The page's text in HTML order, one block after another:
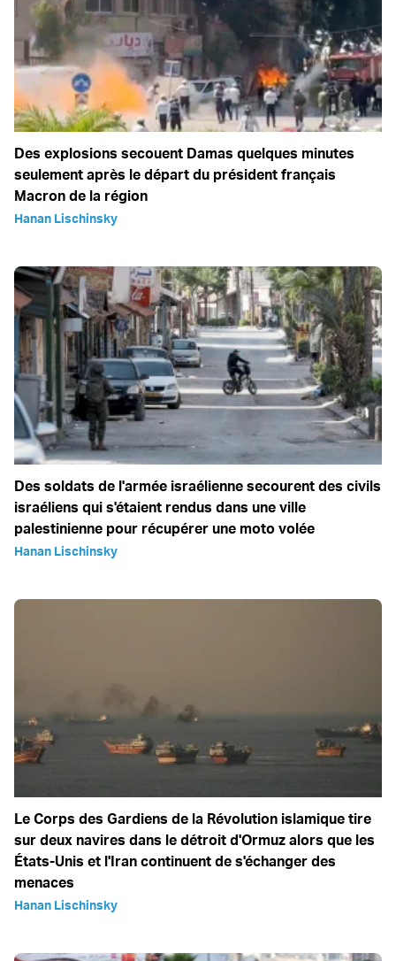
Des explosions secouent Damas quelques minutes
seulement après le départ du président français
Macron de la région
Hanan Lischinsky
Des soldats de l'armée israélienne secourent des civils
israéliens qui s'étaient rendus dans une ville
palestinienne pour récupérer une moto volée
Hanan Lischinsky
Le Corps des Gardiens de la Révolution islamique tire
sur deux navires dans le détroit d'Ormuz alors que les
États-Unis et l'Iran continuent de s'échanger des
menaces
Hanan Lischinsky